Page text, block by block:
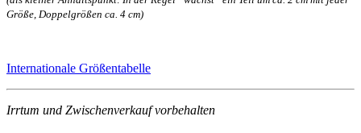
Größe, Doppelgrößen ca. 4 cm)
Internationale Größentabelle
Irrtum und Zwischenverkauf vorbehalten